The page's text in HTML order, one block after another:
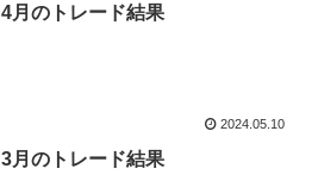
4月のトレード結果
2024.05.10
3月のトレード結果